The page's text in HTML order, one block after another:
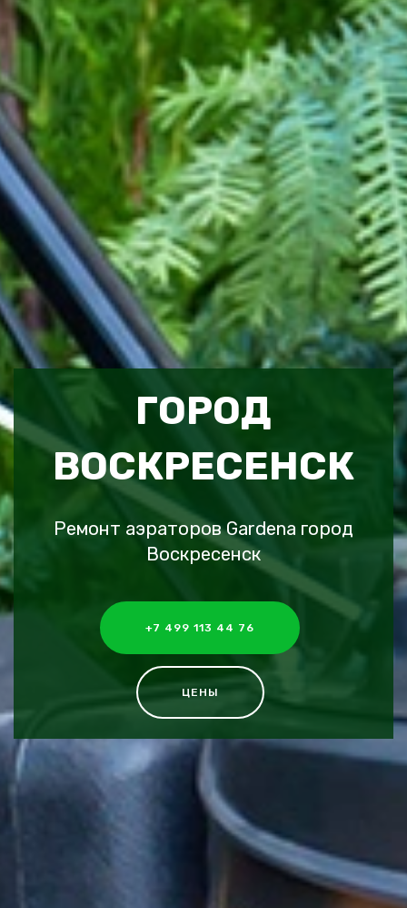
ГОРОД
ВОСКРЕСЕНСК
Ремонт аэраторов Gardena город
Воскресенск
+7 499 113 44 76
ЦЕНЫ